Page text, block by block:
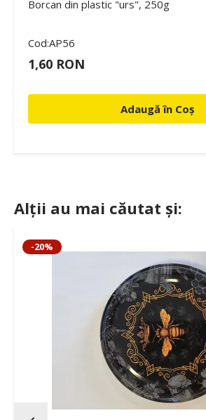
Borcan din plastic "urs", 250g
Cod:AP56
1,60 RON
Adaugă în Coș
Alții au mai căutat și:
-20%